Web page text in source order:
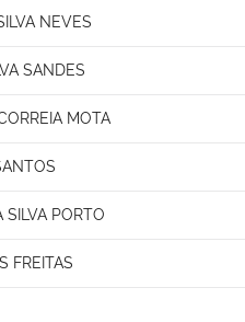
NEVES
SANDES
MOTA
SILVA PORTO
FREITAS